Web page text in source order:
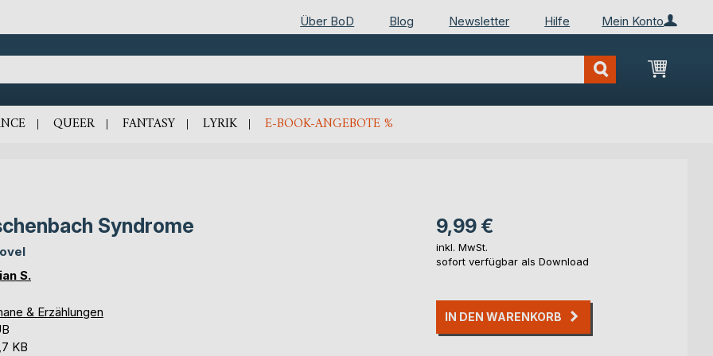
Mein Konto
Über BoD Blog Newsletter Hilfe
Mein
QUEER FANTASY LYRIK E-BOOK-ANGEBOTE %
Syndrome
S.
& Erzählungen
KB
9,99 €
inkl. MwSt.
sofort verfügbar als Download
IN DEN WARENKORB